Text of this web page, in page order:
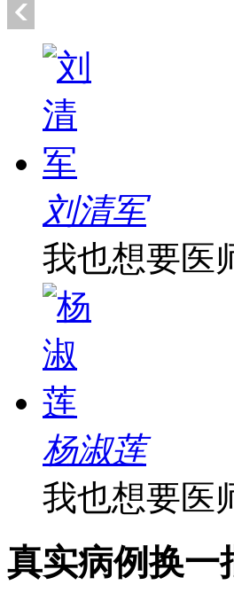
刘清军
我也想要医
杨淑莲
我也想要医
真实病例换一